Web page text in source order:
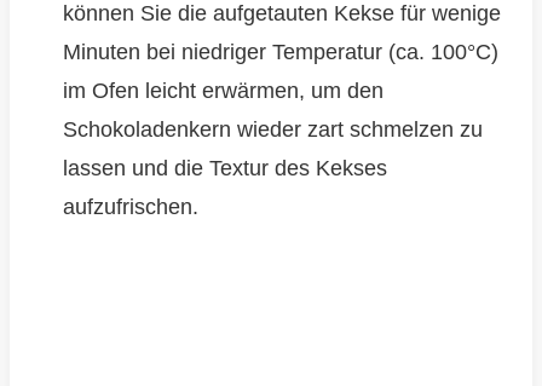
können Sie die aufgetauten Kekse für wenige
Minuten bei niedriger Temperatur (ca. 100°C)
im Ofen leicht erwärmen, um den
Schokoladenkern wieder zart schmelzen zu
lassen und die Textur des Kekses
aufzufrischen.